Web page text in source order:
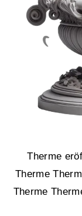
Therme
Therme
Therme